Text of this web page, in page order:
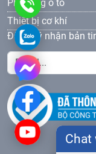
Phụ tùng ô tô
Thiết bị cơ khí
Đăng ký nhận bản
0961
69
81
Chat